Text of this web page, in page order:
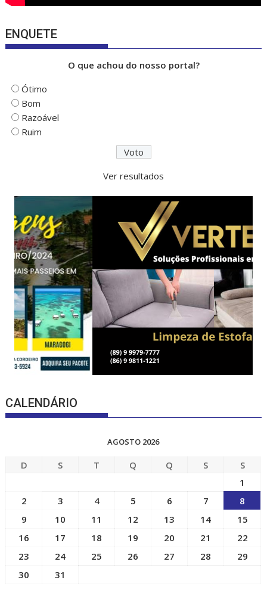
ENQUETE
O que achou do nosso portal?
Ótimo
Bom
Razoável
Ruim
Ver resultados
CALENDÁRIO
AGOSTO 2026
D S T Q Q S
S
1
2
3 4 5 6 7
8
9
10 11 12 13 14
15
16
17 18 19 20 21
22
23
24 25 26 27 28
29
30
31